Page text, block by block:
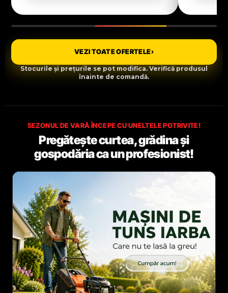
VEZI TOATE OFERTELE›
Stocurile și prețurile se pot modifica. Verifică produsul
înainte de comandă.
SEZONUL DE VARĂ ÎNCEPE CU UNELTELE POTRIVITE!
Pregătește curtea, grădina și
gospodăria ca un profesionist!